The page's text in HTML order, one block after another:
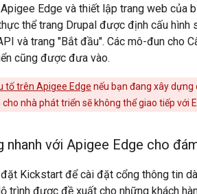
Edge và thiết lập trang web của
thể trang Drupal được định cấu hình
và trang "Bắt đầu". Các mô-đun cho
cũng được đưa vào.
tố trên Apigee Edge nếu bạn đang xây
nhà phát triển sẽ không thể giao tiếp với
nhanh với Apigee Edge cho
Kickstart để cài đặt cổng thông tin
trình được đề xuất cho những khách